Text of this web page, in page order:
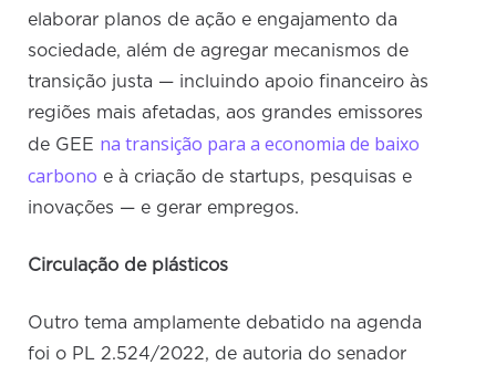
elaborar planos de ação e engajamento da
sociedade, além de agregar mecanismos de
transição justa — incluindo apoio financeiro às
regiões mais afetadas, aos grandes emissores
de GEE na transição para a economia de baixo
carbono e à criação de startups, pesquisas e
inovações — e gerar empregos.
Circulação de plásticos
Outro tema amplamente debatido na agenda
foi o PL 2.524/2022, de autoria do senador